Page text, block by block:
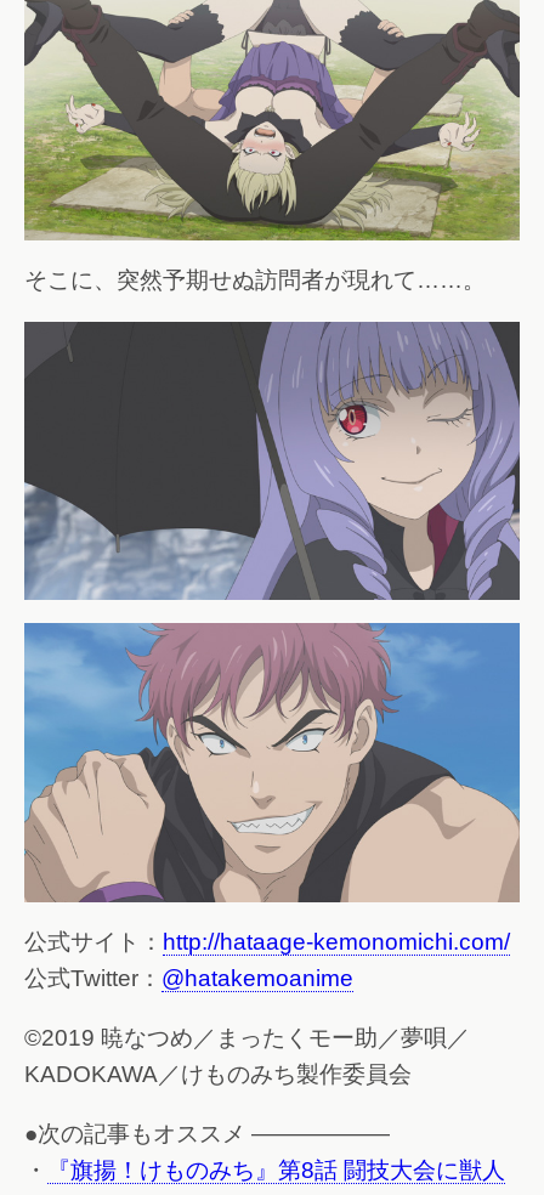
そこに、突然予期せぬ訪問者が現れて……。
公式サイト： http://hataage-kemonomichi.com/
公式Twitter： @hatakemoanime
©2019 暁なつめ／まったくモー助／夢唄／
KADOKAWA／けものみち製作委員会
●次の記事もオススメ ——————
・
『旗揚！けものみち』第8話 闘技大会に獣人